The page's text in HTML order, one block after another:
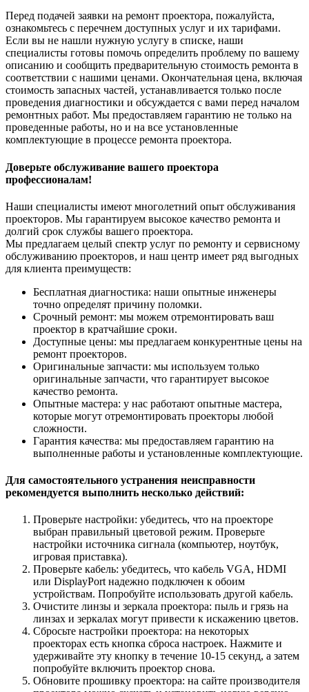
Перед подачей заявки на ремонт проектора, пожалуйста,
ознакомьтесь с перечнем доступных услуг и их тарифами.
Если вы не нашли нужную услугу в списке, наши
специалисты готовы помочь определить проблему по вашему
описанию и сообщить предварительную стоимость ремонта в
соответствии с нашими ценами. Окончательная цена, включая
стоимость запасных частей, устанавливается только после
проведения диагностики и обсуждается с вами перед началом
ремонтных работ. Мы предоставляем гарантию не только на
проведенные работы, но и на все установленные
комплектующие в процессе ремонта проектора.
Доверьте обслуживание вашего проектора
профессионалам!
Наши специалисты имеют многолетний опыт обслуживания
проекторов. Мы гарантируем высокое качество ремонта и
долгий срок службы вашего проектора.
Мы предлагаем целый спектр услуг по ремонту и сервисному
обслуживанию проекторов, и наш центр имеет ряд выгодных
для клиента преимуществ:
Бесплатная диагностика: наши опытные инженеры
точно определят причину поломки.
Срочный ремонт: мы можем отремонтировать ваш
проектор в кратчайшие сроки.
Доступные цены: мы предлагаем конкурентные цены на
ремонт проекторов.
Оригинальные запчасти: мы используем только
оригинальные запчасти, что гарантирует высокое
качество ремонта.
Опытные мастера: у нас работают опытные мастера,
которые могут отремонтировать проекторы любой
сложности.
Гарантия качества: мы предоставляем гарантию на
выполненные работы и установленные комплектующие.
Для самостоятельного устранения неисправности
рекомендуется выполнить несколько действий:
Проверьте настройки: убедитесь, что на проекторе
выбран правильный цветовой режим. Проверьте
настройки источника сигнала (компьютер, ноутбук,
игровая приставка).
Проверьте кабель: убедитесь, что кабель VGA, HDMI
или DisplayPort надежно подключен к обоим
устройствам. Попробуйте использовать другой кабель.
Очистите линзы и зеркала проектора: пыль и грязь на
линзах и зеркалах могут привести к искажению цветов.
Сбросьте настройки проектора: на некоторых
проекторах есть кнопка сброса настроек. Нажмите и
удерживайте эту кнопку в течение 10-15 секунд, а затем
попробуйте включить проектор снова.
Обновите прошивку проектора: на сайте производителя